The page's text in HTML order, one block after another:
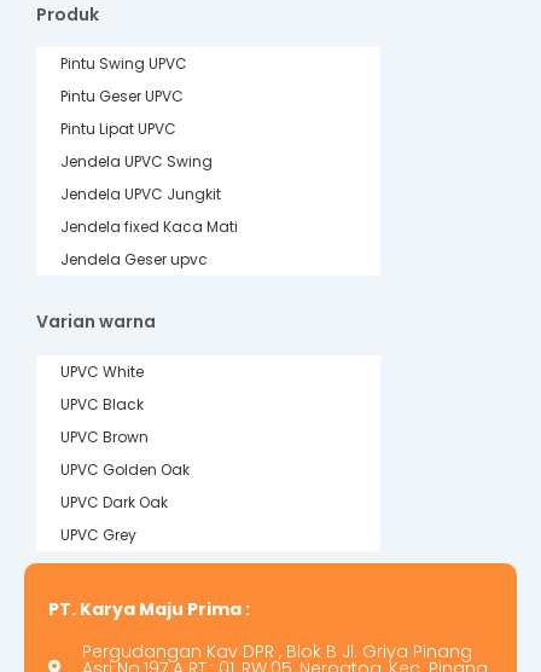
Produk
Pintu Swing UPVC
Pintu Geser UPVC
Pintu Lipat UPVC
Jendela UPVC Swing
Jendela UPVC Jungkit
Jendela fixed Kaca Mati
Jendela Geser upvc
Varian warna
UPVC White
UPVC Black
UPVC Brown
UPVC Golden Oak
UPVC Dark Oak
UPVC Grey
PT. Karya Maju Prima :
Pergudangan Kav DPR , Blok B Jl. Griya Pinang